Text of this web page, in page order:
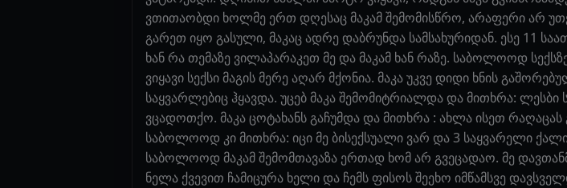
ვთითაობდი ხოლმე ერთ დღესაც მაკამ შემომისწრო, არაფერი არ
გარეთ იყო გასული, მაკაც ადრე დაბრუნდა სამსახურიდან. ესე 11
ხან რა თემაზე ვილაპარაკეთ მე და მაკამ ხან რაზე. საბოლოოდ
ვიყავი სექსი მაგის მერე აღარ მქონია. მაკა უკვე დიდი ხნის
საყვარლებიც ჰყავდა. უცებ მაკა შემომიტრიალდა და მითხრა:
ვცადოთქო. მაკა ცოტახანს გაჩუმდა და მითხრა : ახლა ისეთ
საბოლოოდ კი მითხრა: იცი მე ბისექსუალი ვარ და 3 საყვარელი
საბოლოოდ მაკამ შემომთავაზა ერთად ხომ არ გვეცადაო. მე
ნელა ქვევით ჩამიცურა ხელი და ჩემს ფისოს შეეხო იმწამსვე